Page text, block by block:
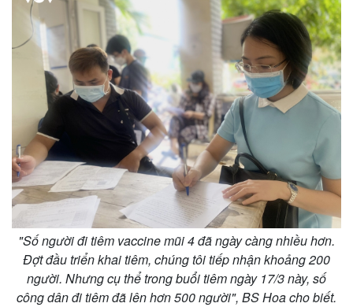
Cuộc sống đó đây
Hồ sơ
E-Magazine
Infographic
"Số người đi tiêm vaccine mũi 4 đã ngày càng nhiều hơn.
Đợt đầu triển khai tiêm, chúng tôi tiếp nhận khoảng 200
người. Nhưng cụ thể trong buổi tiêm ngày 17/3 này, số
công dân đi tiêm đã lên hơn 500 người", BS Hoa cho biết.